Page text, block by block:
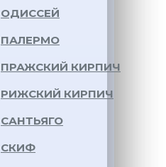
ОДИССЕЙ
ПАЛЕРМО
ПРАЖСКИЙ КИРПИЧ
РИЖСКИЙ КИРПИЧ
САНТЬЯГО
СКИФ